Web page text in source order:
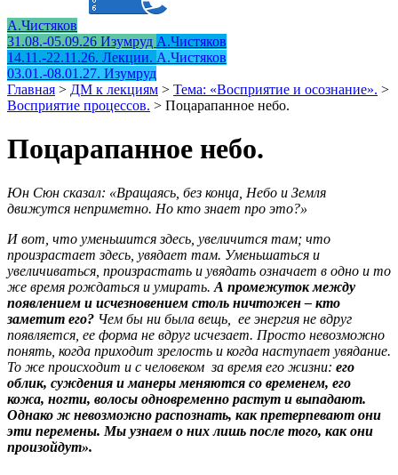
А.Чистяков
31.08.-05.09.26 Изумруд А.Чистяков
14.11.-22.11.26. Лекции. А.Чистяков
03.01.-08.01.27. Изумруд
Главная > ДМ к лекциям > Тема: «Восприятие и осознание». >
Восприятие процессов. > Поцарапанное небо.
Поцарапанное небо.
Юн Сюн сказал: «Вращаясь, без конца, Небо и Земля
движутся неприметно. Но кто знает про это?»
И вот, что уменьшится здесь, увеличится там; что
произрастает здесь, увядает там. Уменьшаться и
увеличиваться, произрастать и увядать означает в одно и то
же время рождаться и умирать. А промежуток между
появлением и исчезновением столь ничтожен – кто
заметит его? Чем бы ни была вещь, ее энергия не вдруг
появляется, ее форма не вдруг исчезает. Просто невозможно
понять, когда приходит зрелость и когда наступает увядание.
То же происходит и с человеком за время его жизни: его
облик, суждения и манеры меняются со временем, его
кожа, ногти, волосы одновременно растут и выпадают.
Однако ж невозможно распознать, как претерпевают они
эти перемены. Мы узнаем о них лишь после того, как они
произойдут».